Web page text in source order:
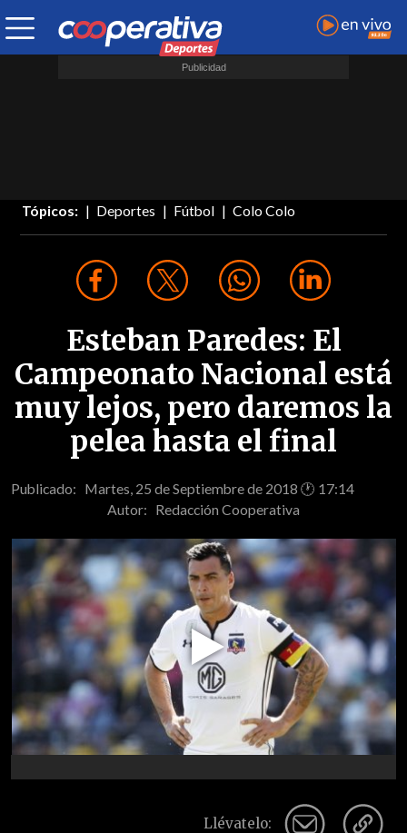
Tópicos: Deportes Fútbol Colo Colo
Esteban Paredes: El
Campeonato Nacional está
muy lejos, pero daremos la
pelea hasta el final
Publicado: Martes, 25 de Septiembre de 2018 🕐 17:14
Autor: Redacción Cooperativa
Video
Llévatelo: